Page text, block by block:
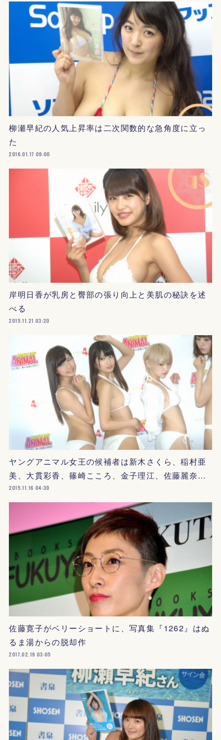
柳瀬早紀の人気上昇率は二次関数的な急角度に立っ
た
2016.01.17 09:00
岸明日香が乳房と臀部の張り向上と美肌の秘訣を述
べる
2015.11.21 03:20
ヤングアニマル女王の候補者は新木さくら、稲村亜
美、大貫彩香、篠崎こころ、金子理江、佐藤麗奈…
2015.11.16 04:30
佐藤寛子がベリーショートに、写真集『1262』はぬ
るま湯からの脱却作
2017.02.19 03:05